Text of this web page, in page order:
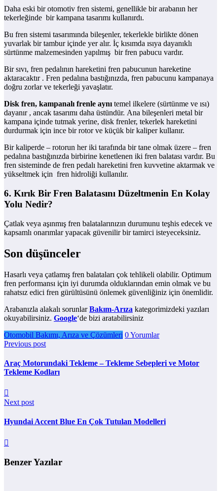
Daha eski bir otomotiv fren sistemi, genellikle bir arabanın her
tekerleğinde bir kampana tasarımı kullanırdı.
Bu fren sistemi tasarımında bileşenler, tekerlekle birlikte dönen
yuvarlak bir tambur içinde yer alır. İç kısımda ısıya dayanıklı
sürtünme malzemesinden yapılmış bir fren pabucu vardır.
Bir sıvı, fren pedalının hareketini fren pabucunun hareketine
aktaracaktır . Fren pedalına bastığınızda, fren pabucunu kampanaya
doğru zorlar ve tekerleği yavaşlatır.
Disk fren, kampanalı frenle aynı temel ilkelere (sürtünme ve ısı)
dayanır , ancak tasarımı daha üstündür. Ana bileşenleri metal bir
kampana içinde tutmak yerine, disk frenler, tekerlek hareketini
durdurmak için ince bir rotor ve küçük bir kaliper kullanır.
Bir kaliperde – rotorun her iki tarafında bir tane olmak üzere – fren
pedalına bastığınızda birbirine kenetlenen iki fren balatası vardır. Bu
fren sisteminde de fren pedalı hareketini fren kuvvetine aktarmak ve
yükseltmek için fren hidroliği kullanılır.
6. Kırık Bir Fren Balatasını Düzeltmenin En Kolay
Yolu Nedir?
Çatlak veya aşınmış fren balatalarınızın durumunu teşhis edecek ve
kapsamlı onarımlar yapacak güvenilir bir tamirci isteyeceksiniz.
Son düşünceler
Hasarlı veya çatlamış fren balataları çok tehlikeli olabilir. Optimum
fren performansı için iyi durumda olduklarından emin olmak ve bu
rahatsız edici fren gürültüsünü önlemek güvenliğiniz için önemlidir.
Arabanızla alakalı sorunlarBakım-Arıza kategorimizdeki yazıları
okuyabilirsiniz. Google‘de bizi aratabilirsiniz
Otomobil Bakımı, Arıza ve Çözümleri 0 Yorumlar
Previous post
Araç Motorundaki Tekleme – Tekleme Sebepleri ve Motor
Tekleme Kodları
Next post
Hyundai Accent Blue En Çok Tutulan Modelleri
Benzer Yazılar